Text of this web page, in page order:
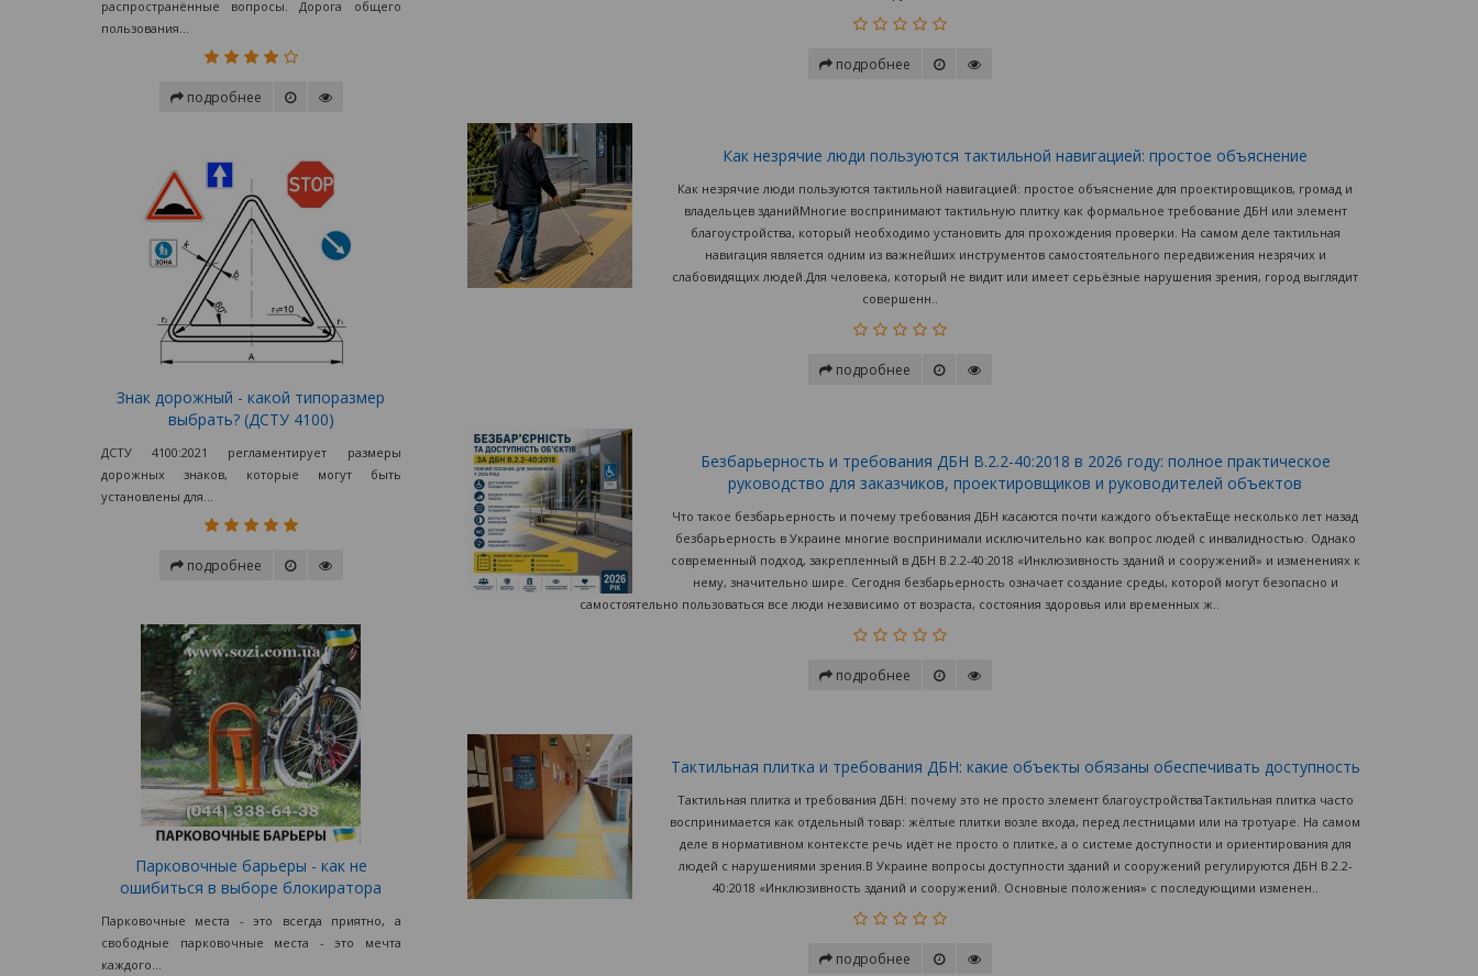
распространённые вопросы. Дорога общего
пользования...
подробнее
Знак дорожный - какой типоразмер
выбрать? (ДСТУ 4100)
ДСТУ 4100:2021 регламентирует размеры
дорожных знаков, которые могут быть
установлены для...
подробнее
Парковочные барьеры - как не
ошибиться в выборе блокиратора
Парковочные места - это всегда приятно, а
свободные парковочные места - это мечта
каждого...
подробнее
Как незрячие люди пользуются тактильной навигацией: простое объяснение
Как незрячие люди пользуются тактильной навигацией: простое объяснение для проектировщиков, громад и
владельцев зданийМногие воспринимают тактильную плитку как формальное требование ДБН или элемент
благоустройства, который необходимо установить для прохождения проверки. На самом деле тактильная
навигация является одним из важнейших инструментов самостоятельного передвижения незрячих и
слабовидящих людей.Для человека, который не видит или имеет серьёзные нарушения зрения, город выглядит
совершенн..
подробнее
Безбарьерность и требования ДБН В.2.2-40:2018 в 2026 году: полное практическое
руководство для заказчиков, проектировщиков и руководителей объектов
Что такое безбарьерность и почему требования ДБН касаются почти каждого объектаЕще несколько лет назад
безбарьерность в Украине многие воспринимали исключительно как вопрос людей с инвалидностью. Однако
современный подход, закрепленный в ДБН В.2.2-40:2018 «Инклюзивность зданий и сооружений» и изменениях к
нему, значительно шире. Сегодня безбарьерность означает создание среды, которой могут безопасно и
самостоятельно пользоваться все люди независимо от возраста, состояния здоровья или временных ж..
подробнее
Тактильная плитка и требования ДБН: какие объекты обязаны обеспечивать доступность
Тактильная плитка и требования ДБН: почему это не просто элемент благоустройстваТактильная плитка часто
воспринимается как отдельный товар: жёлтые плитки возле входа, перед лестницами или на тротуаре. На самом
деле в нормативном контексте речь идёт не просто о плитке, а о системе доступности и ориентирования для
людей с нарушениями зрения.В Украине вопросы доступности зданий и сооружений регулируются ДБН В.2.2-
40:2018 «Инклюзивность зданий и сооружений. Основные положения» с последующими изменен..
подробнее